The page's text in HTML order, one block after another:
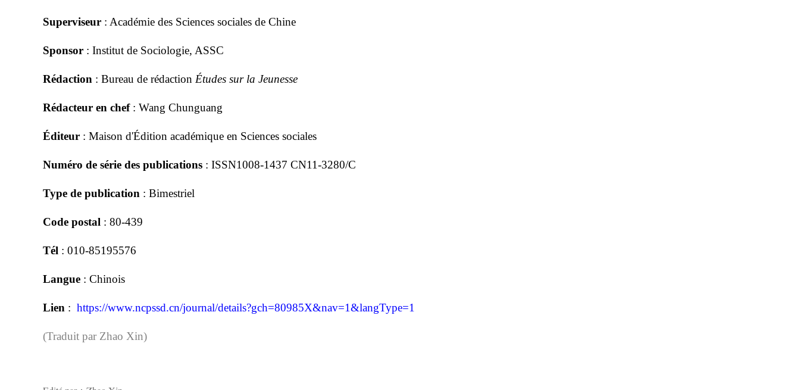
Superviseur : Académie des Sciences sociales de Chine
Sponsor : Institut de Sociologie, ASSC
Rédaction : Bureau de rédaction Études sur la Jeunesse
Rédacteur en chef: Wang Chunguang
Éditeur : Maison d'Édition académique en Sciences sociales
Numéro de série des publications : ISSN1008-1437 CN11-3280/C
Type de publication : Bimestriel
Code postal : 80-439
Tél : 010-85195576
Langue : Chinois
Lien : https://www.ncpssd.cn/journal/details?gch=80985X&nav=1&langType=1
(Traduit par Zhao Xin)